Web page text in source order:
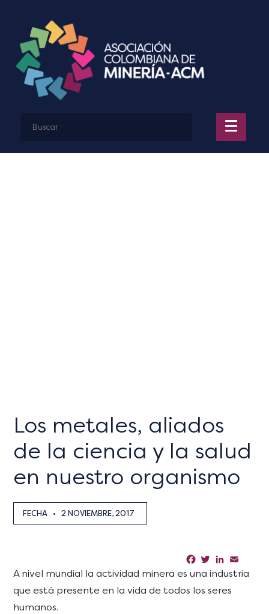
Los metales, aliados
de la ciencia y la salud
en nuestro organismo
FECHA • 2 NOVIEMBRE, 2017
Facebook
TwitterLinkedIn
A nivel mundial la actividad minera es una industria
que está presente en la vida de todos los seres
humanos.